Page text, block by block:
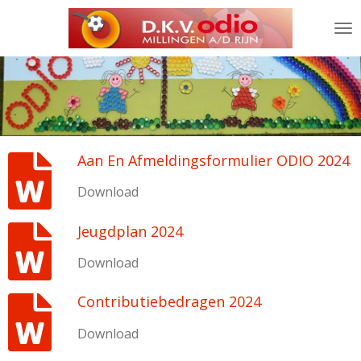
naar
hoofdinhoud
Aan En Afmeldingsformulier ODIO 2024
Download
Jeugdplan 2024
Download
Contributiebedragen 2024
Download